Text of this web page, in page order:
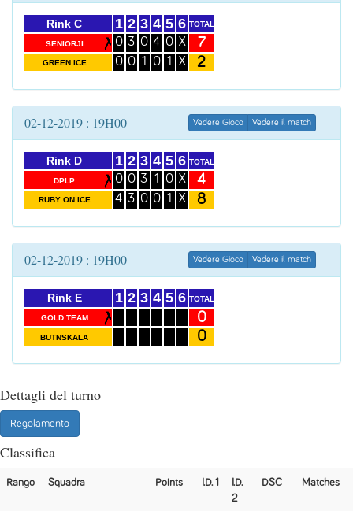
Rink C
SENIORJI
GREEN ICE
1
0
0
2
3
0
3
0
1
4
4
0
5
0
1
6
X
X
TOTAL
7
2
02-12-2019 : 19H00 Vedere Gioco Vedere il match
Rink D
DPLP
RUBY ON ICE
1
0
4
2
0
3
3
3
0
4
1
0
5
0
1
6
X
X
TOTAL
4
8
02-12-2019 : 19H00 Vedere Gioco Vedere il match
Rink E
GOLD TEAM
BUTNSKALA
1 2 3 4 5 6 TOTAL
0
0
Dettagli del turno
Regolamento
Classifica
Rango Squadra Points I.D. 1
I.D.
2
DSC Matches